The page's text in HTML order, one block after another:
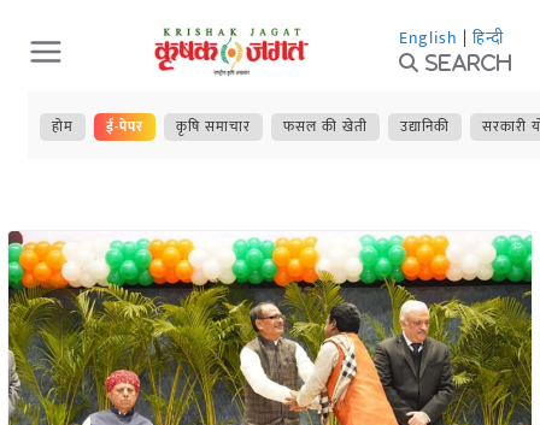
Skip
to
content
English | हिन्दी
Search
होम ई-पेपर कृषि समाचार फसल की खेती उद्यानिकी सरकारी